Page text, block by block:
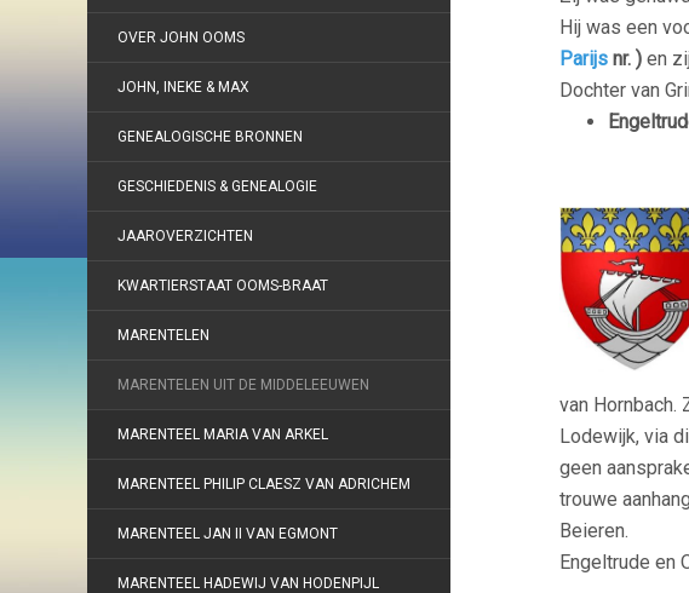
OVER JOHN OOMS
JOHN, INEKE & MAX
GENEALOGISCHE BRONNEN
GESCHIEDENIS & GENEALOGIE
JAAROVERZICHTEN
KWARTIERSTAAT OOMS-BRAAT
MARENTELEN
MARENTELEN UIT DE MIDDELEEUWEN
MARENTEEL MARIA VAN ARKEL
MARENTEEL PHILIP CLAESZ VAN ADRICHEM
MARENTEEL JAN II VAN EGMONT
MARENTEEL HADEWIJ VAN HODENPIJL
Hij was een
Parijs nr. ) en
Dochter van
van Hornbach.
Lodewijk, via
geen
trouwe
Beieren.
Engeltrude en